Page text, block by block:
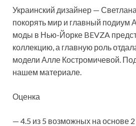
Украинский дизайнер —
покорять мир и главный подиум
моды в Нью-Йорке BEVZA
коллекцию, а главную роль
модели Алле Костромичевой.
нашем материале.
Оценка
— 4.5 из 5 возможных на основе 2